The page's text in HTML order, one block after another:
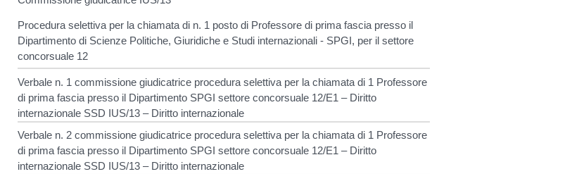
Procedura selettiva per la chiamata di n. 1 posto di Professore di prima fascia presso il
Dipartimento di Scienze Politiche, Giuridiche e Studi internazionali - SPGI, per il settore
concorsuale 12
Verbale n. 1 commissione giudicatrice procedura selettiva per la chiamata di 1 Professore
di prima fascia presso il Dipartimento SPGI settore concorsuale 12/E1 – Diritto
internazionale SSD IUS/13 – Diritto internazionale
Verbale n. 2 commissione giudicatrice procedura selettiva per la chiamata di 1 Professore
di prima fascia presso il Dipartimento SPGI settore concorsuale 12/E1 – Diritto
internazionale SSD IUS/13 – Diritto internazionale